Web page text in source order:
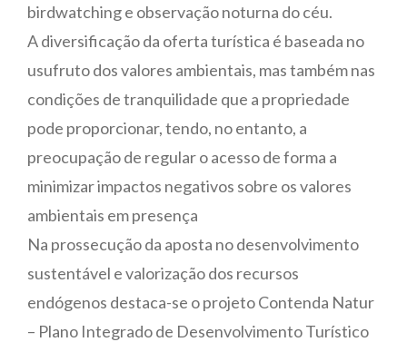
birdwatching e observação noturna do céu.
A diversificação da oferta turística é baseada no
usufruto dos valores ambientais, mas também nas
condições de tranquilidade que a propriedade
pode proporcionar, tendo, no entanto, a
preocupação de regular o acesso de forma a
minimizar impactos negativos sobre os valores
ambientais em presença
Na prossecução da aposta no desenvolvimento
sustentável e valorização dos recursos
endógenos destaca-se o projeto Contenda Natur
– Plano Integrado de Desenvolvimento Turístico